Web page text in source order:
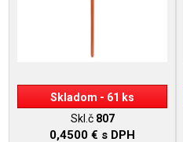
Skladom - 61 ks
Skl.č 807
0,4500 € s DPH